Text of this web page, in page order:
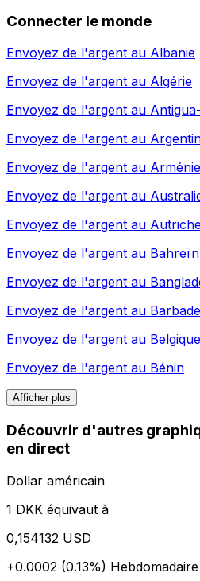
Connecter le monde
Envoyez de l'argent au Albanie
Envoyez de l'argent au Algérie
Envoyez de l'argent au
Envoyez de l'argent au
Envoyez de l'argent au Arménie
Envoyez de l'argent au
Envoyez de l'argent au
Envoyez de l'argent au Bahreïn
Envoyez de l'argent au
Envoyez de l'argent au Barbade
Envoyez de l'argent au Belgique
Envoyez de l'argent au Bénin
Afficher plus
Découvrir d'autres
en direct
Dollar américain
1 DKK équivaut à
0,154132 USD
+0.0002 (0.13%) Hebdomadaire